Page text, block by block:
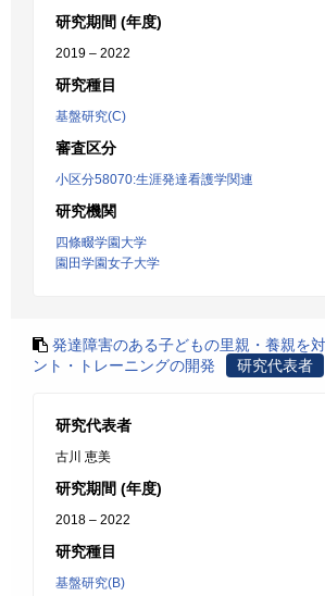
研究期間 (年度)
2019 – 2022
研究種目
基盤研究(C)
審査区分
小区分58070:生涯発達看護学関連
研究機関
四條畷学園大学
園田学園女子大学
発達障害のある子どもの里親・養親を
ント・トレーニングの開発
研究代表者
研究代表者
古川 恵美
研究期間 (年度)
2018 – 2022
研究種目
基盤研究(B)